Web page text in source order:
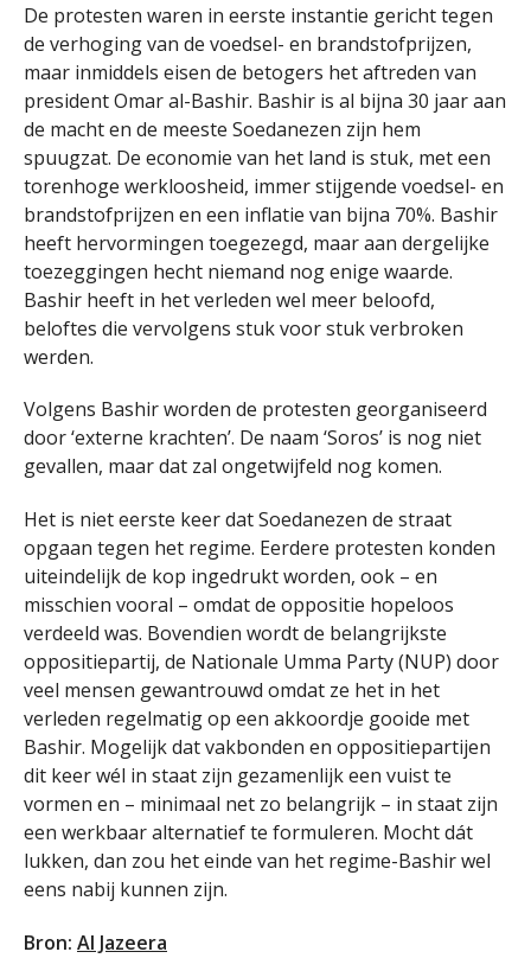
De protesten waren in eerste instantie gericht tegen
de verhoging van de voedsel- en brandstofprijzen,
maar inmiddels eisen de betogers het aftreden van
president Omar al-Bashir. Bashir is al bijna 30 jaar aan
de macht en de meeste Soedanezen zijn hem
spuugzat. De economie van het land is stuk, met een
torenhoge werkloosheid, immer stijgende voedsel- en
brandstofprijzen en een inflatie van bijna 70%. Bashir
heeft hervormingen toegezegd, maar aan dergelijke
toezeggingen hecht niemand nog enige waarde.
Bashir heeft in het verleden wel meer beloofd,
beloftes die vervolgens stuk voor stuk verbroken
werden.
Volgens Bashir worden de protesten georganiseerd
door ‘externe krachten’. De naam ‘Soros’ is nog niet
gevallen, maar dat zal ongetwijfeld nog komen.
Het is niet eerste keer dat Soedanezen de straat
opgaan tegen het regime. Eerdere protesten konden
uiteindelijk de kop ingedrukt worden, ook – en
misschien vooral – omdat de oppositie hopeloos
verdeeld was. Bovendien wordt de belangrijkste
oppositiepartij, de Nationale Umma Party (NUP) door
veel mensen gewantrouwd omdat ze het in het
verleden regelmatig op een akkoordje gooide met
Bashir. Mogelijk dat vakbonden en oppositiepartijen
dit keer wél in staat zijn gezamenlijk een vuist te
vormen en – minimaal net zo belangrijk – in staat zijn
een werkbaar alternatief te formuleren. Mocht dát
lukken, dan zou het einde van het regime-Bashir wel
eens nabij kunnen zijn.
Bron: Al Jazeera